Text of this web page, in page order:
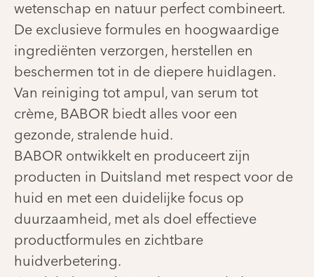
wetenschap en natuur perfect combineert.
De exclusieve formules en hoogwaardige
ingrediënten verzorgen, herstellen en
beschermen tot in de diepere huidlagen.
Van reiniging tot ampul, van serum tot
crème, BABOR biedt alles voor een
gezonde, stralende huid.
BABOR ontwikkelt en produceert zijn
producten in Duitsland met respect voor de
huid en met een duidelijke focus op
duurzaamheid, met als doel effectieve
productformules en zichtbare
huidverbetering.